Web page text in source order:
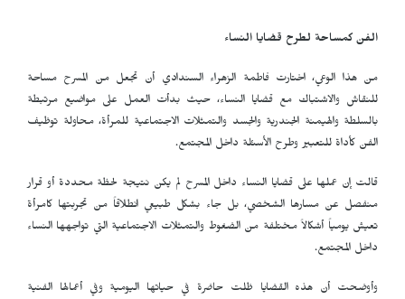
الفن كمساحة لطرح قضايا النساء
من هذا الوعي، اختارت فاطمة الزهراء السندادي أن تجعل من المسرح مساحة
للنقاش والاشتباك مع قضايا النساء، حيث بدأت العمل على مواضيع مرتبطة
بالسلطة والهيمنة الجندرية والجسد والتمثلات الاجتماعية للمرأة، محاولة توظيف
الفن كأداة للتعبير وطرح الأسئلة داخل المجتمع.
قالت إن عملها على قضايا النساء داخل المسرح لم يكن نتيجة لحظة محددة أو قرار
منفصل عن مسارها الشخصي، بل جاء بشكل طبيعي انطلاقاً من تجربتها كامرأة
تعيش يومياً أشكالاً مختلفة من الضغوط والتمثلات الاجتماعية التي تواجهها النساء
داخل المجتمع.
وأوضحت أن هذه القضايا ظلت حاضرة في حياتها اليومية وفي أعمالها الفنية